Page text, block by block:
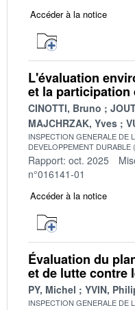
Accéder à la notice
L'évaluation
et la participation
CINOTTI, Bruno
MAJCHRZAK, Yves
INSPECTION GENERALE DE
DEVELOPPEMENT DURABLE
Rapport: oct. 2025
n°016141-01
Accéder à la notice
Évaluation du
et de lutte contre
PY, Michel YVIN,
INSPECTION GENERALE DE